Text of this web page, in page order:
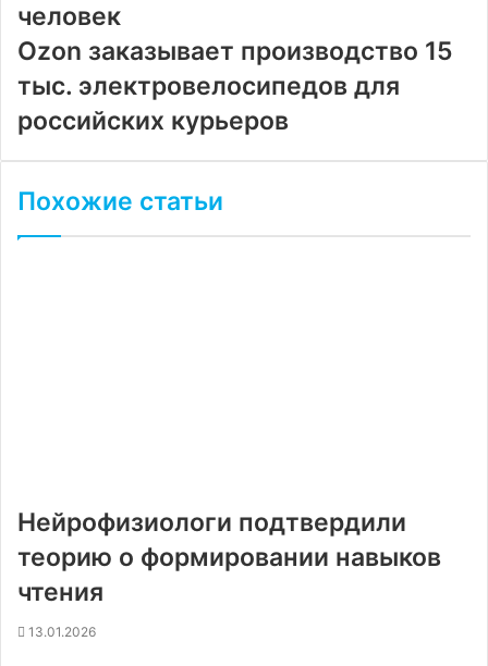
человек
Ozon заказывает производство 15
тыс. электровелосипедов для
российских курьеров
Похожие статьи
Нейрофизиологи подтвердили
теорию о формировании навыков
чтения
13.01.2026